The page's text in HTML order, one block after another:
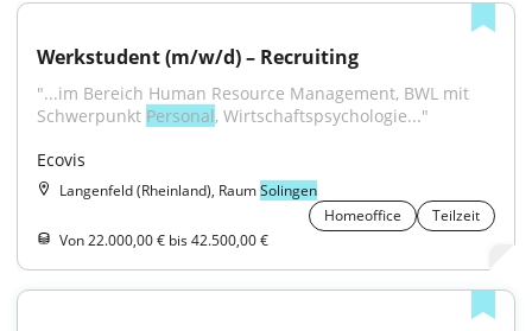
Werkstudent (m/w/d) – Recruiting
"...im Bereich Human Resource Management, BWL mit
Schwerpunkt Personal, Wirtschaftspsychologie..."
Ecovis
Langenfeld (Rheinland), RaumSolingen
Homeoffice
Teilzeit
Von 22.000,00 € bis 42.500,00 €